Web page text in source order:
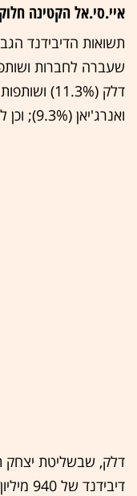
איי.סי.אל הקטינה
תשואות הדיבידנד
שעברה לחברות
ואנרג'יאן (9.3%); וכן לחברת הנדל"ן המניב אמות (7.5%).
דלק, שבשליטת יצחק